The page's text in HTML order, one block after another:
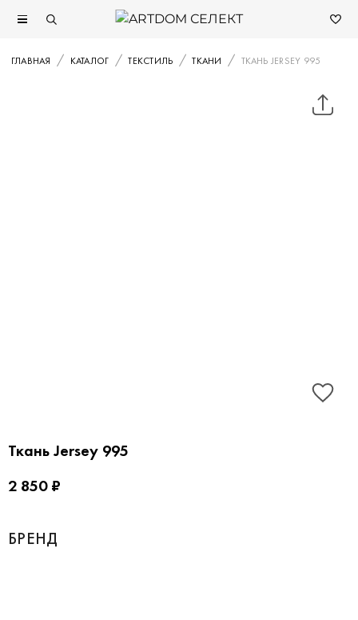
ГЛАВНАЯ КАТАЛОГ ТЕКСТИЛЬ ТКАНИ ТКАНЬ JERSEY 995
Ткань Jersey 995
2 850 ₽
БРЕНД